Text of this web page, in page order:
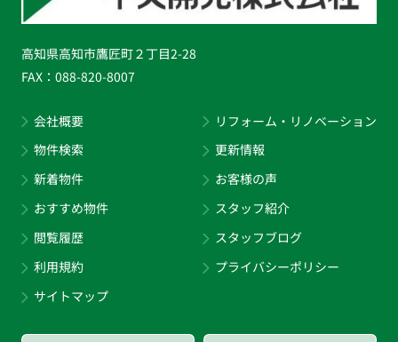
高知県高知市鷹匠町２丁目2-28
FAX： 088-820-8007
会社概要
物件検索
新着物件
おすすめ物件
閲覧履歴
利用規約
サイトマップ
リフォーム・リノベーション
更新情報
お客様の声
スタッフ紹介
スタッフブログ
プライバシーポリシー